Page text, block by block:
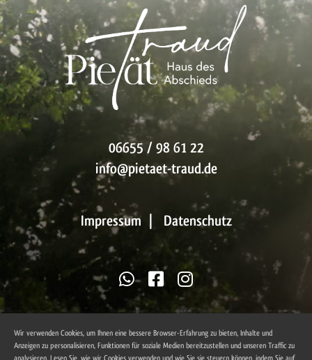
06655 / 98 61 22
info@pietaet-traud.de
Impressum| Datenschutz
Wir verwenden Cookies, um Ihnen eine bessere Browser-Erfahrung zu bieten, Inhalte und
Anzeigen zu personalisieren, Funktionen für soziale Medien bereitzustellen und unseren Traffic zu
analysieren. Lesen Sie, wie wir Cookies verwenden und wie Sie sie steuern können, indem Sie auf